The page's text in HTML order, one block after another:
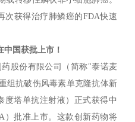
次获得治疗肺鳞癌的FDA快速
国获批上市！
股份有限公司（简称"泰诺麦
组抗破伤风毒素单克隆抗体新
塔单抗注射液）正式获得中
）批准上市。这款创新药物将